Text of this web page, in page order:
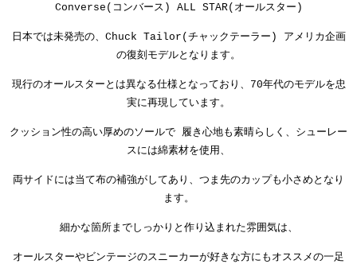
Converse(コンバース) ALL STAR(オールスター)
日本では未発売の、Chuck Tailor(チャックテーラー) アメリカ企画
の復刻モデルとなります。
現行のオールスターとは異なる仕様となっており、70年代のモデルを忠
実に再現しています。
クッション性の高い厚めのソールで 履き心地も素晴らしく、シューレー
スには綿素材を使用、
両サイドには当て布の補強がしてあり、つま先のカップも小さめとなり
ます。
細かな箇所までしっかりと作り込まれた雰囲気は、
オールスターやビンテージのスニーカーが好きな方にもオススメの一足